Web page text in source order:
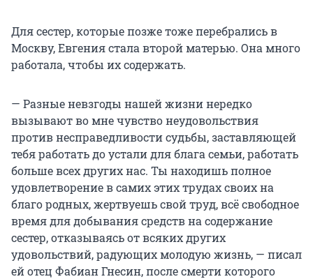
Для сестер, которые позже тоже перебрались в
Москву, Евгения стала второй матерью. Она много
работала, чтобы их содержать.
— Разные невзгоды нашей жизни нередко
вызывают во мне чувство неудовольствия
против несправедливости судьбы, заставляющей
тебя работать до устали для блага семьи, работать
больше всех других нас. Ты находишь полное
удовлетворение в самих этих трудах своих на
благо родных, жертвуешь свой труд, всё свободное
время для добывания средств на содержание
сестер, отказываясь от всяких других
удовольствий, радующих молодую жизнь, — писал
ей отец Фабиан Гнесин, после смерти которого